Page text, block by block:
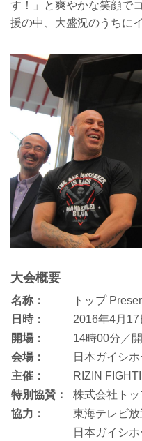
す！」と爽やかな笑顔で
援の中、大盛況のうちに
大会概要
名称：
トップ
日時：
2016年4月17
開場：
14時00分／
会場：
日本ガイシ
主催：
RIZIN
特別協賛：
株式会社トッ
協力：
東海テレビ放
日本ガイシ